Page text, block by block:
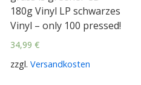
180g Vinyl LP schwarzes
Vinyl – only 100 pressed!
34,99 €
zzgl. Versandkosten